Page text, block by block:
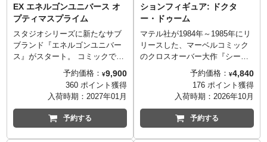
EX エネルゴンユニバース オ
プティマスプライム
スタジオシリーズに新たなサブ
ブランド『エネルゴンユニバー
ス』がスタート。 コミックでク
ロスオーバーするトランスフォ
ーマー達が活躍するワールドか
ら人気のキャラクター達が登
場。 第一弾はコミック
『ENERGON UNIVERSE』に登
場した右腕にメガトロンの腕を
予約価格： ¥9,900
360 ポイント獲得
入荷時期： 2027年01月
予約する
ションフィギュア: ドクタ
ー・ドゥーム
マテル社が1984年～1985年にリ
リースした、マーベルコミック
のクロスオーバー大作『シーク
レット・ウォーズ』のフィギュ
アシリーズが、ハズブロの「マ
ーベル・レジェンド」で復活！
ドクター・ドゥームを、全高約
15cmのアクションフィギュアと
して立体化です。約25箇所の可
予約価格： ¥4,840
176 ポイント獲得
入荷時期： 2026年10月
予約する